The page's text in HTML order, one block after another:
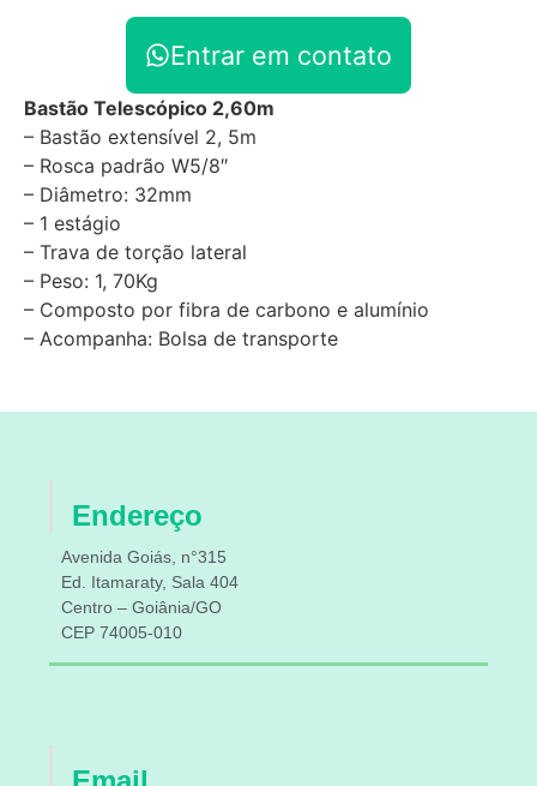
Entrar em contato
Bastão Telescópico 2,60m
– Bastão extensível 2, 5m
– Rosca padrão W5/8″
– Diâmetro: 32mm
– 1 estágio
– Trava de torção lateral
– Peso: 1, 70Kg
– Composto por fibra de carbono e alumínio
– Acompanha: Bolsa de transporte
Endereço
Avenida Goiás, n°315
Ed. Itamaraty, Sala 404
Centro – Goiânia/GO
CEP 74005-010